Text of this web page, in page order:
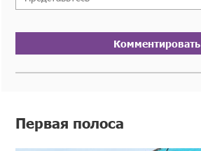
Комментировать
Первая полоса